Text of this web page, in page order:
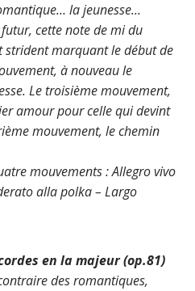
la jeunesse…
cette note de mi du
strident marquant le début de
à nouveau le
Le troisième mouvement,
amour pour celle qui devint
mouvement, le chemin
mouvements :Allegro vivo
alla polka – Largo
en la majeur (op.81)
des romantiques,